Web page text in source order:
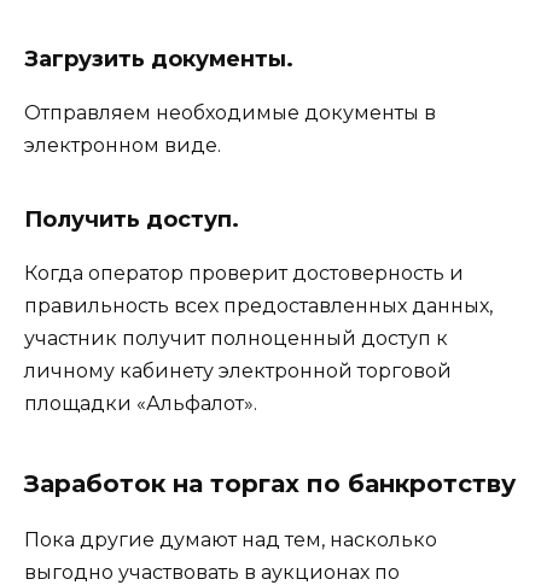
Загрузить документы.
Отправляем необходимые документы в
электронном виде.
Получить доступ.
Когда оператор проверит достоверность и
правильность всех предоставленных данных,
участник получит полноценный доступ к
личному кабинету электронной торговой
площадки «Альфалот».
Заработок на торгах по банкротству
Пока другие думают над тем, насколько
выгодно участвовать в аукционах по